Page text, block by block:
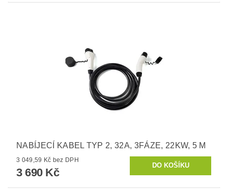
NABÍJECÍ KABEL TYP 2, 32A, 3FÁZE, 22KW, 5 M
3 049,59 Kč bez DPH
3 690 Kč